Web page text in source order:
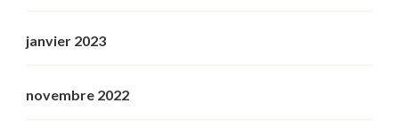
janvier 2023
novembre 2022